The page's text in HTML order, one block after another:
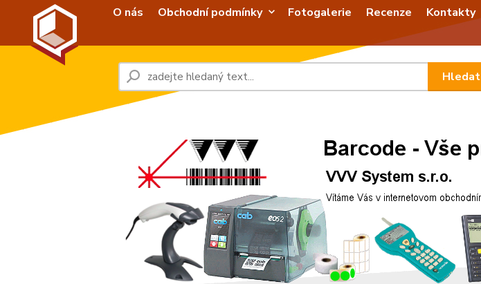
O nás Obchodní podmínky Fotogalerie Recenze Kontakty
Hledat